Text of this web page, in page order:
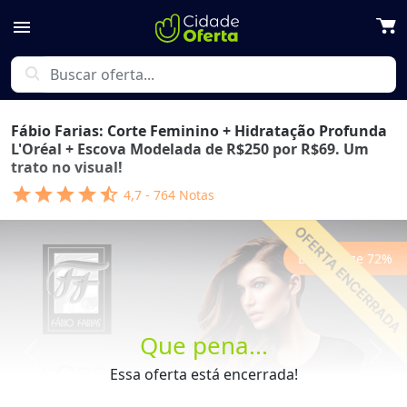
menu
search
Que pena...
Essa oferta está encerrada!
Fábio Farias: Corte Feminino + Hidratação Profunda
L'Oréal + Escova Modelada de R$250 por R$69. Um
trato no visual!
starstarstarstarstar_half 4,7 - 764 Notas
Economize 72%